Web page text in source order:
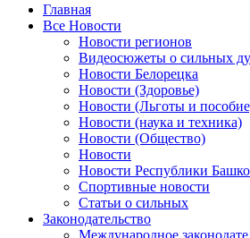
Главная
Все Новости
Новости регионов
Видеосюжеты о сильных
Новости Белорецка
Новости (Здоровье)
Новости (Льготы и
Новости (наука и техника)
Новости (Общество)
Новости
Новости Республики
Спортивные новости
Статьи о сильных
Законодательство
Международное